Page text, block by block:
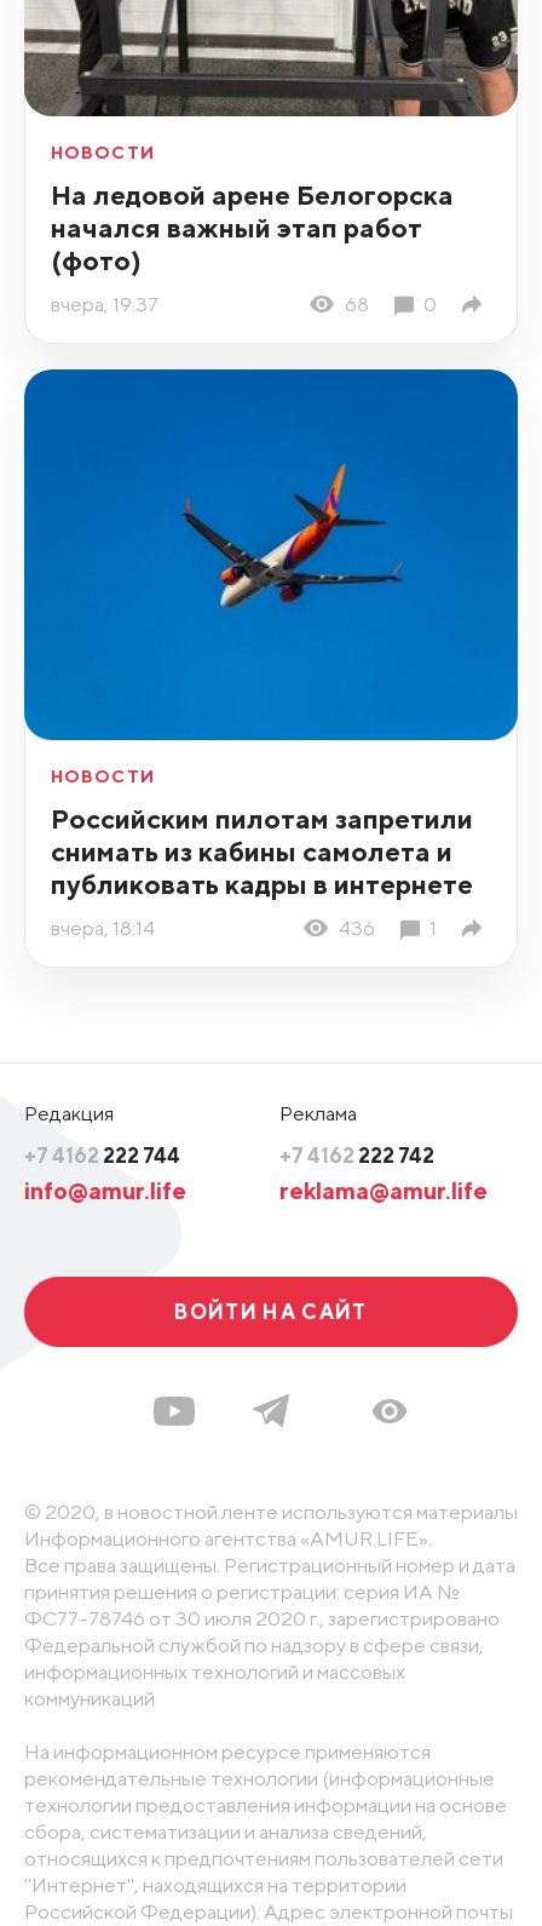
НОВОСТИ
На ледовой арене Белогорска
начался важный этап работ
(фото)
вчера, 19:37 68 0
НОВОСТИ
Российским пилотам запретили
снимать из кабины самолета и
публиковать кадры в интернете
вчера, 18:14 436 1
Редакция
+7 4162 222 744
info@amur.life
Реклама
+7 4162 222 742
reklama@amur.life
ВОЙТИ НА САЙТ
© 2020, в новостной ленте используются материалы
Информационного агентства «AMUR.LIFE».
Все права защищены. Регистрационный номер и дата
принятия решения о регистрации: серия ИА №
ФС77-78746 от 30 июля 2020 г., зарегистрировано
Федеральной службой по надзору в сфере связи,
информационных технологий и массовых
коммуникаций
На информационном ресурсе применяются
рекомендательные технологии (информационные
технологии предоставления информации на основе
сбора, систематизации и анализа сведений,
относящихся к предпочтениям пользователей сети
"Интернет", находящихся на территории
Российской Федерации). Адрес электронной почты